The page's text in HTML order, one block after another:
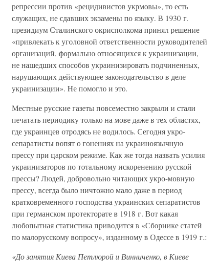
репрессии против «рецидивистов укрмовы», то есть
служащих, не сдавших экзамены по языку. В 1930 г.
президиум Сталинского окрисполкома принял решение
«привлекать к уголовной ответственности руководителей
организаций, формально относящихся к украинизации,
не нашедших способов украинизировать подчиненных,
нарушающих действующее законодательство в деле
украинизации». Не помогло и это.
Местные русские газеты повсеместно закрыли и стали
печатать периодику только на мове даже в тех областях,
где украинцев отродясь не водилось. Сегодня укро-
сепаратисты вопят о гонениях на украиноязычную
прессу при царском режиме. Как же тогда назвать усилия
украинизаторов по тотальному искоренению русской
прессы? Людей, добровольно читающих укро-мовную
прессу, всегда было ничтожно мало даже в период
кратковременного господства украинских сепаратистов
при германском протекторате в 1918 г. Вот какая
любопытная статистика приводится в «Сборнике статей
по малорусскому вопросу», изданному в Одессе в 1919 г.:
«До занятия Киева Петлюрой и Винниченко, в Киеве